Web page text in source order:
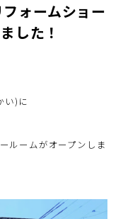
ォームショー
した！
い)に
ルームがオープンしま